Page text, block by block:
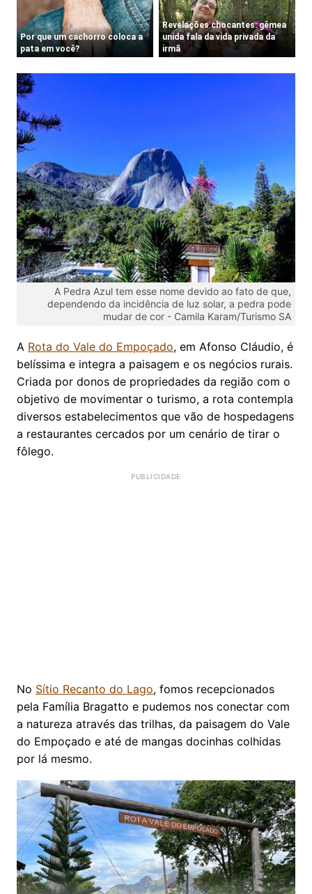
A Pedra Azul tem esse nome devido ao fato de que,
dependendo da incidência de luz solar, a pedra pode
mudar de cor - Camila Karam/Turismo SA
A Rota do Vale do Empoçado, em Afonso Cláudio, é
belíssima e integra a paisagem e os negócios rurais.
Criada por donos de propriedades da região com o
objetivo de movimentar o turismo, a rota contempla
diversos estabelecimentos que vão de hospedagens
a restaurantes cercados por um cenário de tirar o
fôlego.
No Sítio Recanto do Lago, fomos recepcionados
pela Família Bragatto e pudemos nos conectar com
a natureza através das trilhas, da paisagem do Vale
do Empoçado e até de mangas docinhas colhidas
por lá mesmo.